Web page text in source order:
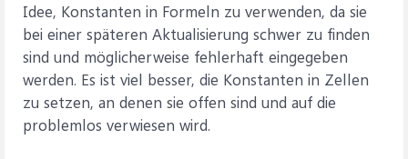
Idee, Konstanten in Formeln zu verwenden, da sie
bei einer späteren Aktualisierung schwer zu finden
sind und möglicherweise fehlerhaft eingegeben
werden. Es ist viel besser, die Konstanten in Zellen
zu setzen, an denen sie offen sind und auf die
problemlos verwiesen wird.